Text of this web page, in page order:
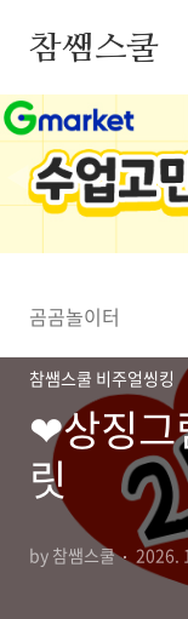
참쌤스쿨
◀
곰곰놀이터
참쌤스쿨 비주얼씽킹
❤상징그
릿
by 참쌤스쿨 2026.